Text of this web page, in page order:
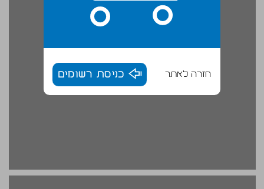
חזרה לאתר כניסת רשומים